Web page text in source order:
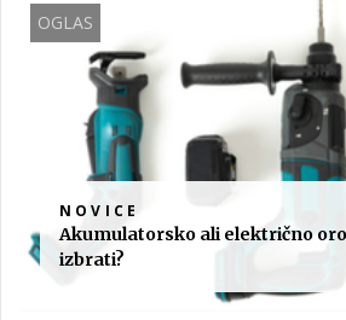
OGLAS
NOVICE
Akumulatorsko ali električno
izbrati?